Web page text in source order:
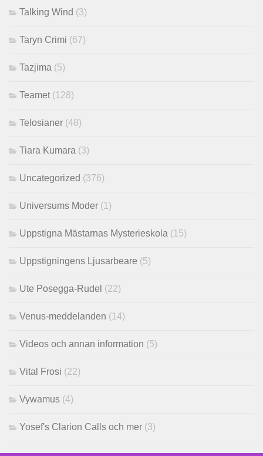
Talking Wind (3)
Taryn Crimi (67)
Tazjima (5)
Teamet (128)
Telosianer (48)
Tiara Kumara (3)
Uncategorized (376)
Universums Moder (1)
Uppstigna Mästarnas Mysterieskola (15)
Uppstigningens Ljusarbeare (5)
Ute Posegga-Rudel (22)
Venus-meddelanden (14)
Videos och annan information (5)
Vital Frosi (22)
Vywamus (4)
Yosef's Clarion Calls och mer (3)